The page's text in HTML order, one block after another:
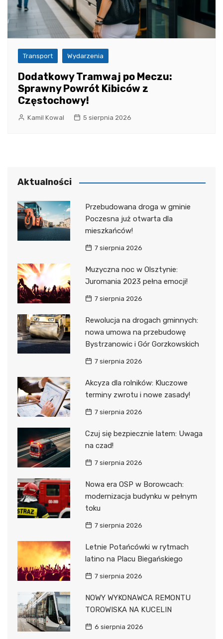
Transport Wydarzenia
Dodatkowy Tramwaj po Meczu:
Sprawny Powrót Kibiców z
Częstochowy!
Kamil Kowal 5 sierpnia 2026
Aktualności
Przebudowana droga w gminie
Poczesna już otwarta dla
mieszkańców!
7 sierpnia 2026
Muzyczna noc w Olsztynie:
Juromania 2023 pełna emocji!
7 sierpnia 2026
Rewolucja na drogach gminnych:
nowa umowa na przebudowę
Bystrzanowic i Gór Gorzkowskich
7 sierpnia 2026
Akcyza dla rolników: Kluczowe
terminy zwrotu i nowe zasady!
7 sierpnia 2026
Czuj się bezpiecznie latem: Uwaga
na czad!
7 sierpnia 2026
Nowa era OSP w Borowcach:
modernizacja budynku w pełnym
toku
7 sierpnia 2026
Letnie Potańcówki w rytmach
latino na Placu Biegańskiego
7 sierpnia 2026
NOWY WYKONAWCA REMONTU
TOROWISKA NA KUCELIN
6 sierpnia 2026